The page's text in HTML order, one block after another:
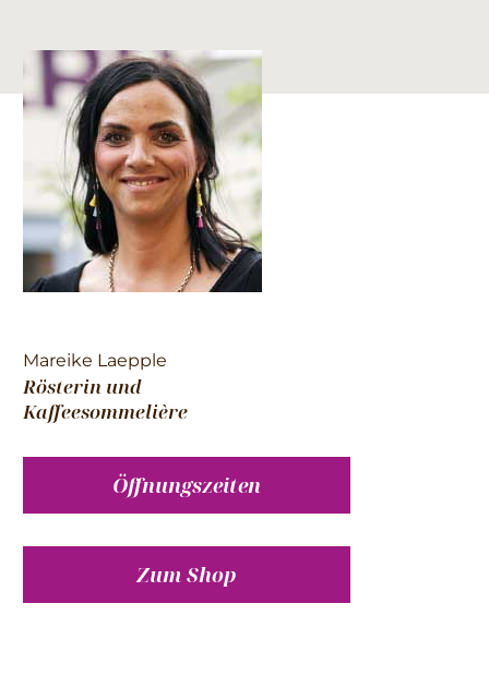
Mareike Laepple
Rösterin und
Kaffeesommelière
Öffnungszeiten
Zum Shop